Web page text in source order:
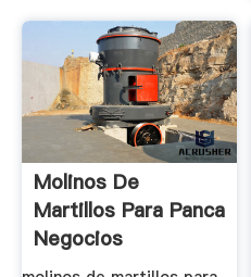
Molinos De
Martillos Para Panca
Negocios